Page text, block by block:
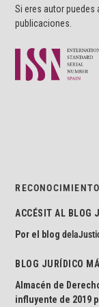
Si eres autor
publicaciones.
ACCÉSIT AL BLOG
Por el blog
BLOG JURÍDICO
Almacén de
influyente de 2019